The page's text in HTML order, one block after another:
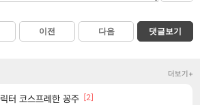
이전 다음 댓글보기
더보기+
터 코스프레한 꽁주 [2]